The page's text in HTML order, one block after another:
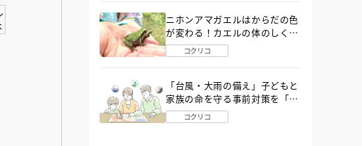
ニホンアマガエルはからだの色
が変わる！カエルの体のしくみ
から両生類の特ちょうまで図鑑
MOVEが解説！
コクリコ
「台風・大雨の備え」子どもと
家族の命を守る事前対策を「防
災アドバイザー」が解説
コクリコ